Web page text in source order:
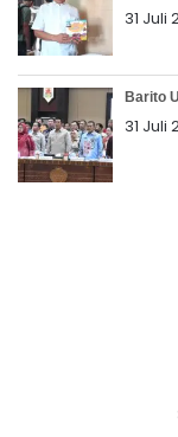
31 Juli
Barito
31 Juli